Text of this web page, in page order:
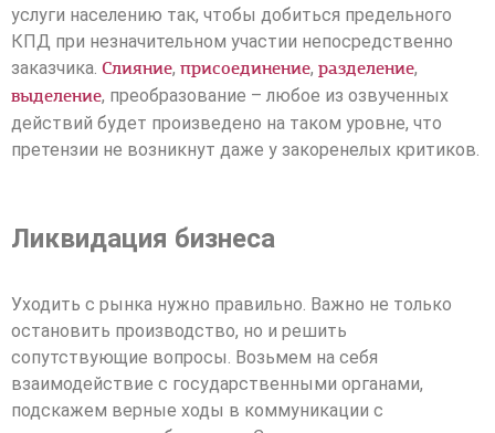
услуги населению так, чтобы добиться предельного
КПД при незначительном участии непосредственно
заказчика. Слияние, присоединение, разделение,
выделение, преобразование – любое из озвученных
действий будет произведено на таком уровне, что
претензии не возникнут даже у закоренелых критиков.
Ликвидация бизнеса
Уходить с рынка нужно правильно. Важно не только
остановить производство, но и решить
сопутствующие вопросы. Возьмем на себя
взаимодействие с государственными органами,
подскажем верные ходы в коммуникации с